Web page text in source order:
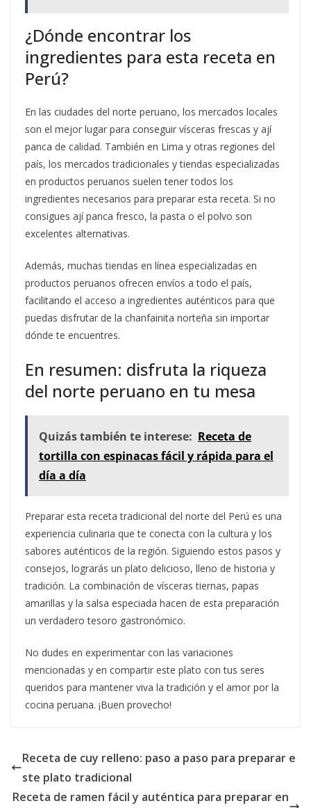
¿Dónde encontrar los
ingredientes para esta receta en
Perú?
En las ciudades del norte peruano, los mercados locales
son el mejor lugar para conseguir vísceras frescas y ají
panca de calidad. También en Lima y otras regiones del
país, los mercados tradicionales y tiendas especializadas
en productos peruanos suelen tener todos los
ingredientes necesarios para preparar esta receta. Si no
consigues ají panca fresco, la pasta o el polvo son
excelentes alternativas.
Además, muchas tiendas en línea especializadas en
productos peruanos ofrecen envíos a todo el país,
facilitando el acceso a ingredientes auténticos para que
puedas disfrutar de la chanfainita norteña sin importar
dónde te encuentres.
En resumen: disfruta la riqueza
del norte peruano en tu mesa
Quizás también te interese: Receta de
tortilla con espinacas fácil y rápida para el
día a día
Preparar esta receta tradicional del norte del Perú es una
experiencia culinaria que te conecta con la cultura y los
sabores auténticos de la región. Siguiendo estos pasos y
consejos, lograrás un plato delicioso, lleno de historia y
tradición. La combinación de vísceras tiernas, papas
amarillas y la salsa especiada hacen de esta preparación
un verdadero tesoro gastronómico.
No dudes en experimentar con las variaciones
mencionadas y en compartir este plato con tus seres
queridos para mantener viva la tradición y el amor por la
cocina peruana. ¡Buen provecho!
Receta de cuy relleno: paso a paso para preparar e
ste plato tradicional
Receta de ramen fácil y auténtica para preparar en